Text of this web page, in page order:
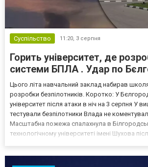
Суспільство 11:20, 3 серпня
Горить університет, де
системи БПЛА . Удар по
Цього літа навчальний заклад набирав
розробки безпілотників. Коротко: У
університет після атаки в ніч на 3 серпня У
тестували безпілотники Влада не
Масштабна пожежа спалахнула в
технологічному університеті імені Шухова